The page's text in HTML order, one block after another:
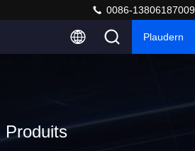
0086-13806187009
Plaudern
Produits